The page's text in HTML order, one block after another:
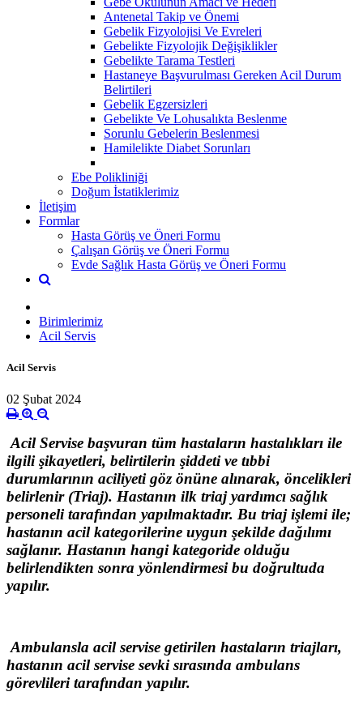
Antenetal Takip ve Önemi
Gebelik Fizyolojisi Ve Evreleri
Gebelikte Fizyolojik Değişiklikler
Gebelikte Tarama Testleri
Hastaneye Başvurulması Gereken Acil Durum
Belirtileri
Gebelik Egzersizleri
Gebelikte Ve Lohusalıkta Beslenme
Sorunlu Gebelerin Beslenmesi
Hamilelikte Diabet Sorunları
Ebe Polikliniği
Doğum İstatiklerimiz
İletişim
Formlar
Hasta Görüş ve Öneri Formu
Çalışan Görüş ve Öneri Formu
Evde Sağlık Hasta Görüş ve Öneri Formu
Birimlerimiz
Acil Servis
Acil Servis
02 Şubat 2024
Acil Servise başvuran tüm hastaların hastalıkları ile
ilgili şikayetleri, belirtilerin şiddeti ve tıbbi
durumlarının aciliyeti göz önüne alınarak, öncelikleri
belirlenir (Triaj). Hastanın ilk triaj yardımcı sağlık
personeli tarafından yapılmaktadır. Bu triaj işlemi ile;
hastanın acil kategorilerine uygun şekilde dağılımı
sağlanır. Hastanın hangi kategoride olduğu
belirlendikten sonra yönlendirmesi bu doğrultuda
yapılır.
Ambulansla acil servise getirilen hastaların triajları,
hastanın acil servise sevki sırasında ambulans
görevlileri tarafından yapılır.